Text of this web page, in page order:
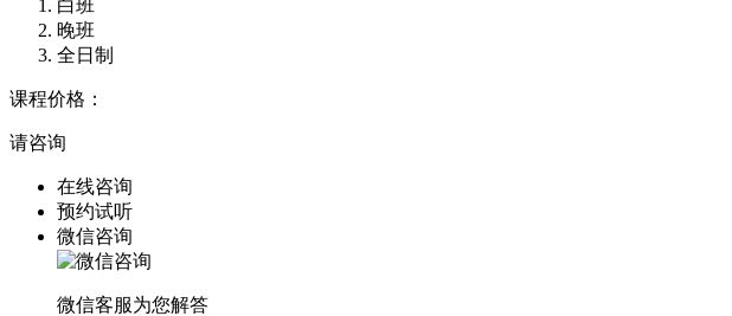
白班
晚班
全日制
课程价格：
请咨询
在线咨询
预约试听
微信咨询
微信客服为您解答